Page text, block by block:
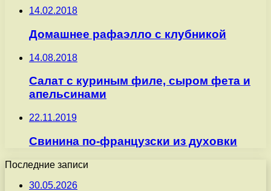
14.02.2018
Домашнее рафаэлло с клубникой
14.08.2018
Салат с куриным филе, сыром фета и
апельсинами
22.11.2019
Свинина по-французски из духовки
Последние записи
30.05.2026